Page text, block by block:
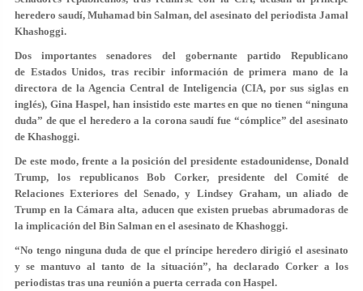
heredero saudí, Muhamad bin Salman, del asesinato del periodista Jamal
Khashoggi.
Dos importantes senadores del gobernante partido Republicano
de Estados Unidos, tras recibir información de primera mano de la
directora de la Agencia Central de Inteligencia (CIA, por sus siglas en
inglés), Gina Haspel, han insistido este martes en que no tienen “ninguna
duda” de que el heredero a la corona saudí fue “cómplice” del asesinato
de Khashoggi.
De este modo, frente a la posición del presidente estadounidense, Donald
Trump, los republicanos Bob Corker, presidente del Comité de
Relaciones Exteriores del Senado, y Lindsey Graham, un aliado de
Trump en la Cámara alta, aducen queexisten pruebas abrumadoras de
la implicación del Bin Salman en el asesinato de Khashoggi.
“No tengo ninguna duda de que el príncipe heredero dirigió el asesinato
y se mantuvo al tanto de la situación”, ha declarado Corker a los
periodistas tras una reunión a puerta cerrada con Haspel.